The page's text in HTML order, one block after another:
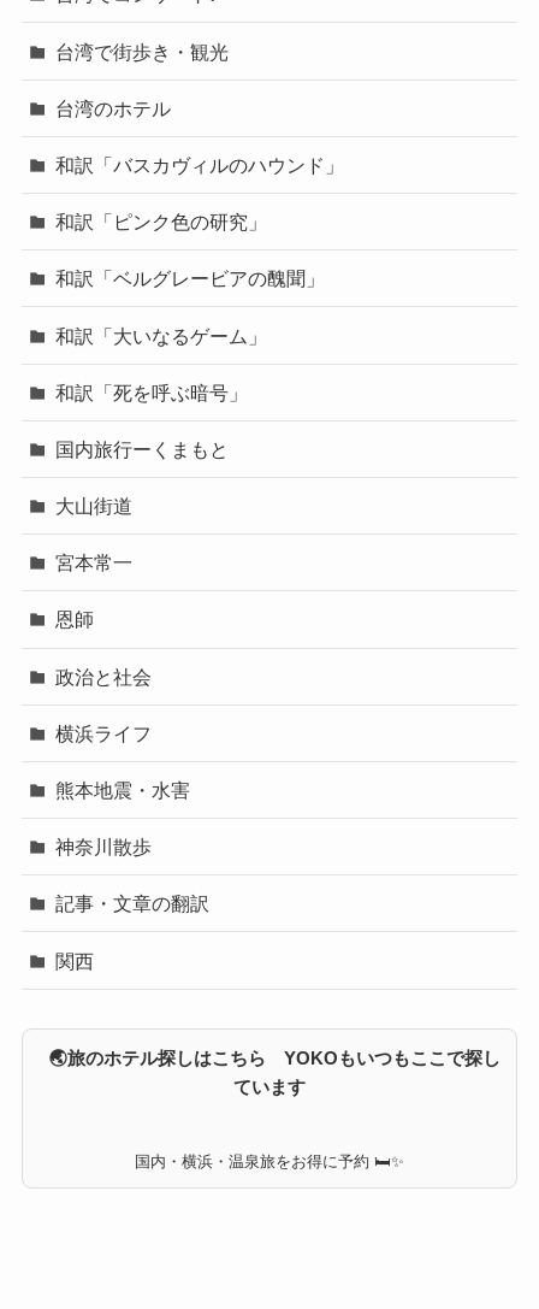
台湾で街歩き・観光
台湾のホテル
和訳「バスカヴィルのハウンド」
和訳「ピンク色の研究」
和訳「ベルグレービアの醜聞」
和訳「大いなるゲーム」
和訳「死を呼ぶ暗号」
国内旅行ーくまもと
大山街道
宮本常一
恩師
政治と社会
横浜ライフ
熊本地震・水害
神奈川散歩
記事・文章の翻訳
関西
🌏旅のホテル探しはこちら YOKOもいつもここで探し
ています